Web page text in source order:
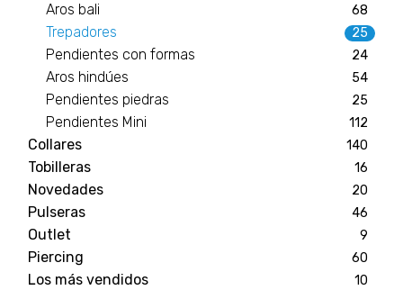
Aros bali 68
Trepadores 25
Pendientes con formas 24
Aros hindúes 54
Pendientes piedras 25
Pendientes Mini 112
Collares 140
Tobilleras 16
Novedades 20
Pulseras 46
Outlet 9
Piercing 60
Los más vendidos 10